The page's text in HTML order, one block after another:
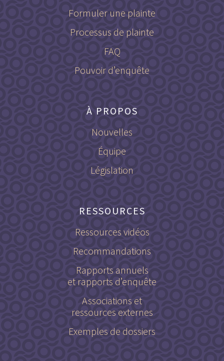
Formuler une plainte
Processus de plainte
FAQ
Pouvoir d’enquête
À PROPOS
Nouvelles
Équipe
Législation
RESSOURCES
Ressources vidéos
Recommandations
Rapports annuels
et rapports d’enquête
Associations et
ressources externes
Exemples de dossiers